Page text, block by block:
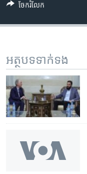
ចែករំលែក
អត្ថបទ​ទាក់ទង